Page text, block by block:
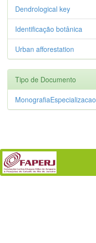
Dendrological key
Identificação botânica
Urban afforestation
Tipo de Documento
MonografiaEspecializacao